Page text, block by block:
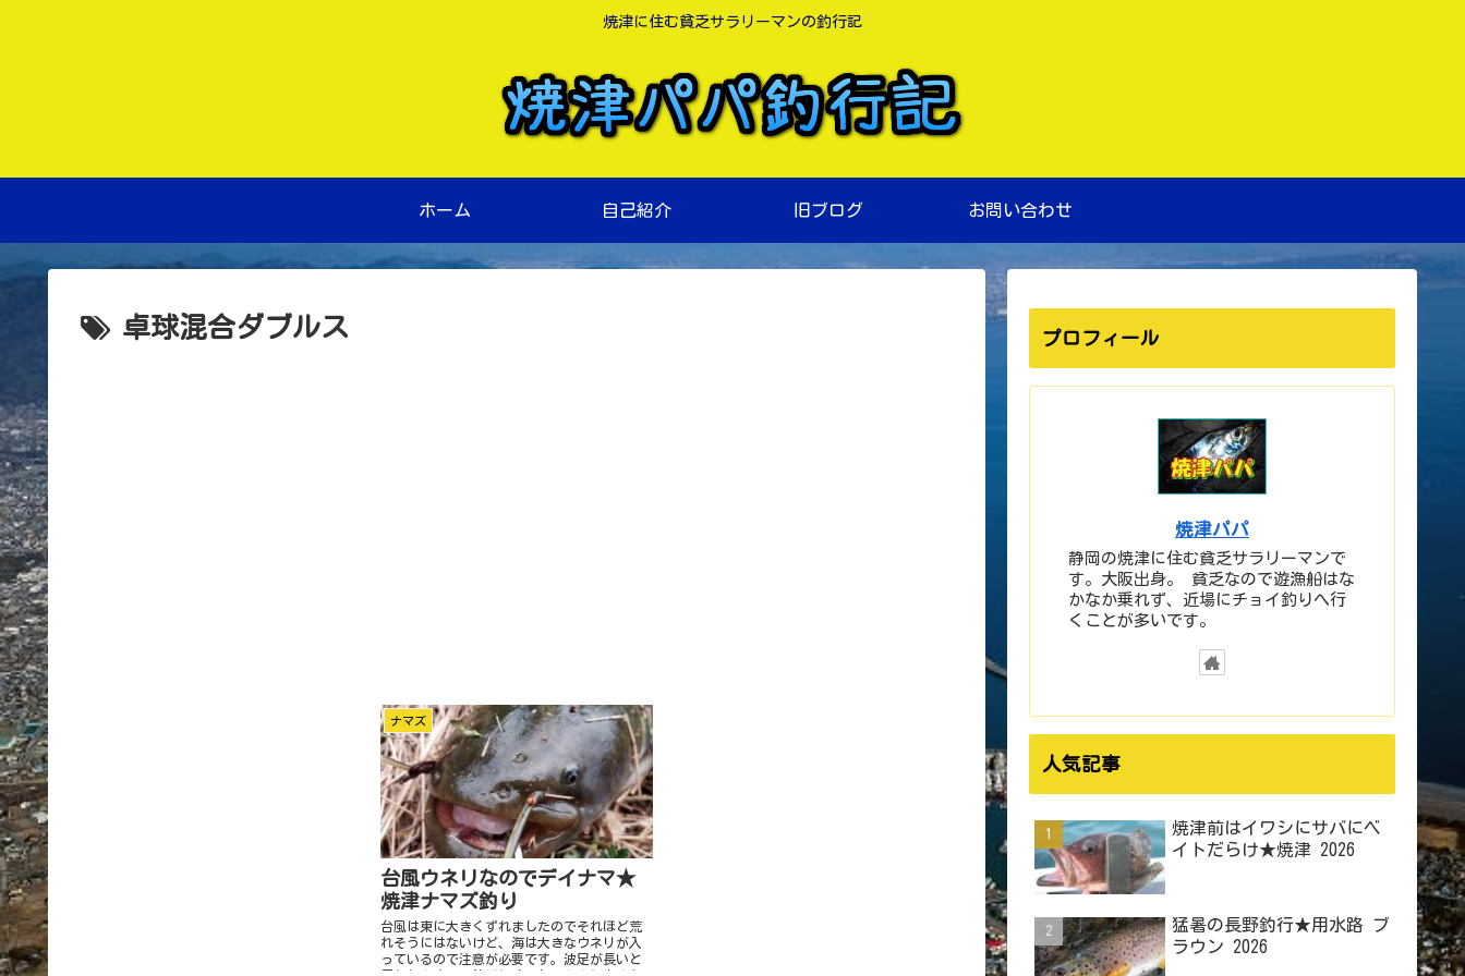
焼津に住む貧乏サラリーマンの釣行記
ホーム 自己紹介 旧ブログ お問い合わせ
卓球混合ダブルス
ナマズ
台風ウネリなのでデイナマ★
焼津ナマズ釣り
台風は東に大きくずれましたのでそれほど荒
れそうにはないけど、海は大きなウネリが入
っているので注意が必要です。波足が長いと
プロフィール
焼津パパ
静岡の焼津に住む貧乏サラリーマンで
す。大阪出身。 貧乏なので遊漁船はな
かなか乗れず、近場にチョイ釣りへ行
くことが多いです。
人気記事
焼津前はイワシにサバにベ
イトだらけ★焼津 2026
猛暑の長野釣行★用水路 ブ
ラウン 2026